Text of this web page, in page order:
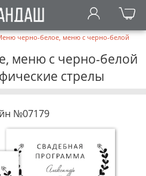
черно-белое, меню с черно-белой
меню с черно-белой
стрелы
№07179